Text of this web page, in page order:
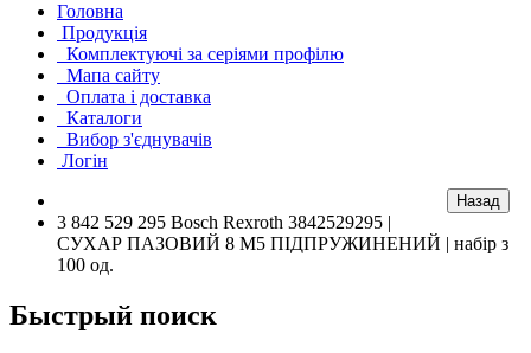
Головна
Продукція
Комплектуючі за серіями профілю
Мапа сайту
Оплата і доставка
Каталоги
Вибор з'єднувачів
Логін
3 842 529 295 Bosch Rexroth 3842529295 |
СУХАР ПАЗОВИЙ 8 M5 ПІДПРУЖИНЕНИЙ | набір з
100 од.
Быстрый поиск